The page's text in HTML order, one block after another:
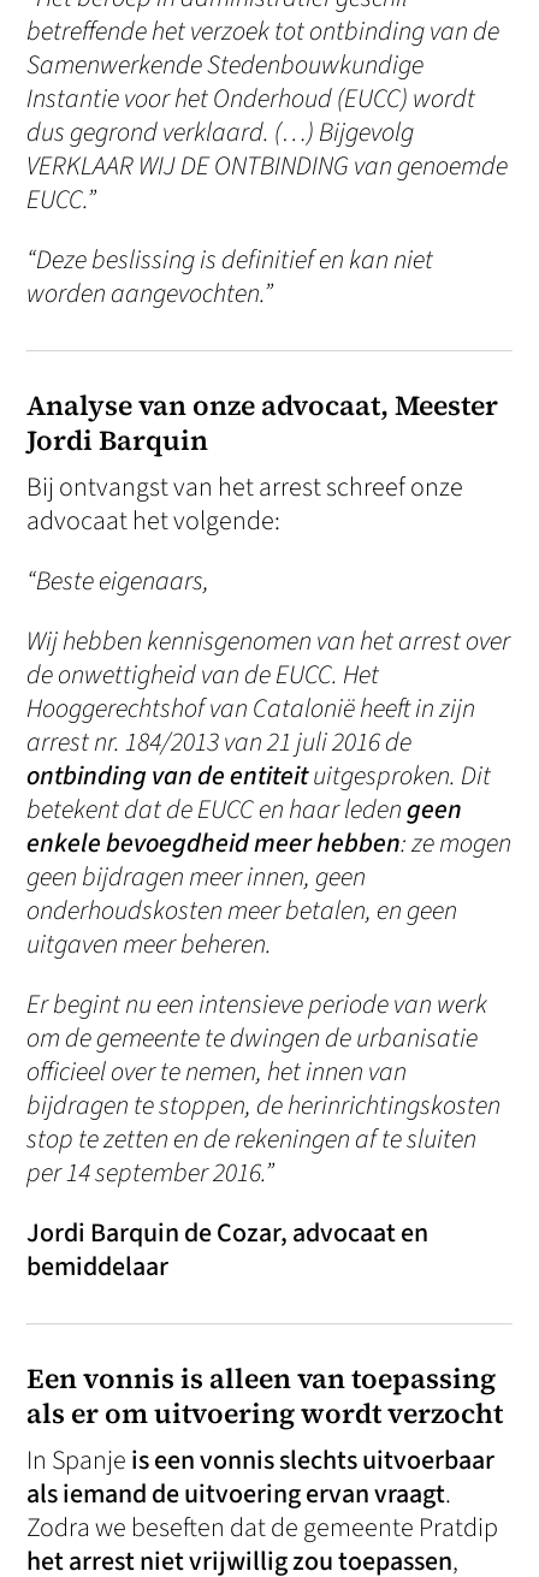
betreffende het verzoek tot ontbinding van de
Samenwerkende Stedenbouwkundige
Instantie voor het Onderhoud (EUCC) wordt
dus gegrond verklaard. (…) Bijgevolg
VERKLAAR WIJ DE ONTBINDING van genoemde
EUCC.”
“Deze beslissing is definitief en kan niet
worden aangevochten.”
Analyse van onze advocaat, Meester
Jordi Barquin
Bij ontvangst van het arrest schreef onze
advocaat het volgende:
“Beste eigenaars,
Wij hebben kennisgenomen van het arrest over
de onwettigheid van de EUCC. Het
Hooggerechtshof van Catalonië heeft in zijn
arrest nr. 184/2013 van 21 juli 2016 de
ontbinding van de entiteituitgesproken. Dit
betekent dat de EUCC en haar ledengeen
enkele bevoegdheid meer hebben: ze mogen
geen bijdragen meer innen, geen
onderhoudskosten meer betalen, en geen
uitgaven meer beheren.
Er begint nu een intensieve periode van werk
om de gemeente te dwingen de urbanisatie
officieel over te nemen, het innen van
bijdragen te stoppen, de herinrichtingskosten
stop te zetten en de rekeningen af te sluiten
per 14 september 2016.”
Jordi Barquin de Cozar, advocaat en
bemiddelaar
Een vonnis is alleen van toepassing
als er om uitvoering wordt verzocht
In Spanjeis een vonnis slechts uitvoerbaar
als iemand de uitvoering ervan vraagt.
Zodra we beseften dat de gemeente Pratdip
het arrest niet vrijwillig zou toepassen,